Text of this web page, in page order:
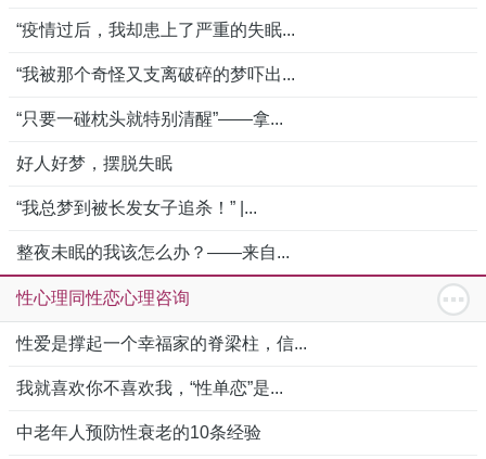
“疫情过后，我却患上了严重的失眠...
“我被那个奇怪又支离破碎的梦吓出...
“只要一碰枕头就特别清醒”——拿...
好人好梦，摆脱失眠
“我总梦到被长发女子追杀！” |...
整夜未眠的我该怎么办？——来自...
性心理同性恋心理咨询
性爱是撑起一个幸福家的脊梁柱，信...
我就喜欢你不喜欢我，“性单恋”是...
中老年人预防性衰老的10条经验